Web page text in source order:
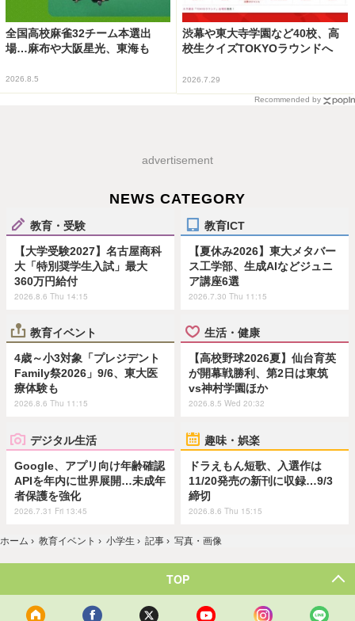
全国高校麻雀32チーム本選出
場…麻布や大阪星光、東海も
2026.8.5
渋幕や東大寺学園など40校、高
校生クイズTOKYOラウンドへ
2026.7.29
Recommended by
advertisement
NEWS CATEGORY
教育・受験
【大学受験2027】名古屋商科
大「特別奨学生入試」最大
360万円給付
2026.8.6 Thu 14:15
教育ICT
【夏休み2026】東大メタバー
ス工学部、生成AIなどジュニ
ア講座6選
2026.7.30 Thu 11:15
教育イベント
4歳～小3対象「プレジデント
Family祭2026」9/6、東大医
療体験も
2026.8.6 Thu 11:15
生活・健康
【高校野球2026夏】仙台育英
が開幕戦勝利、第2日は東筑
vs神村学園ほか
2026.8.5 Wed 20:32
デジタル生活
Google、アプリ向け年齢確認
APIを年内に世界展開…未成年
者保護を強化
2026.7.31 Fri 13:45
趣味・娯楽
ドラえもん短歌、入選作は
11/20発売の新刊に収録…9/3
締切
2026.8.6 Thu 15:15
ホーム › 教育イベント › 小学生 › 記事 › 写真・画像
TOP